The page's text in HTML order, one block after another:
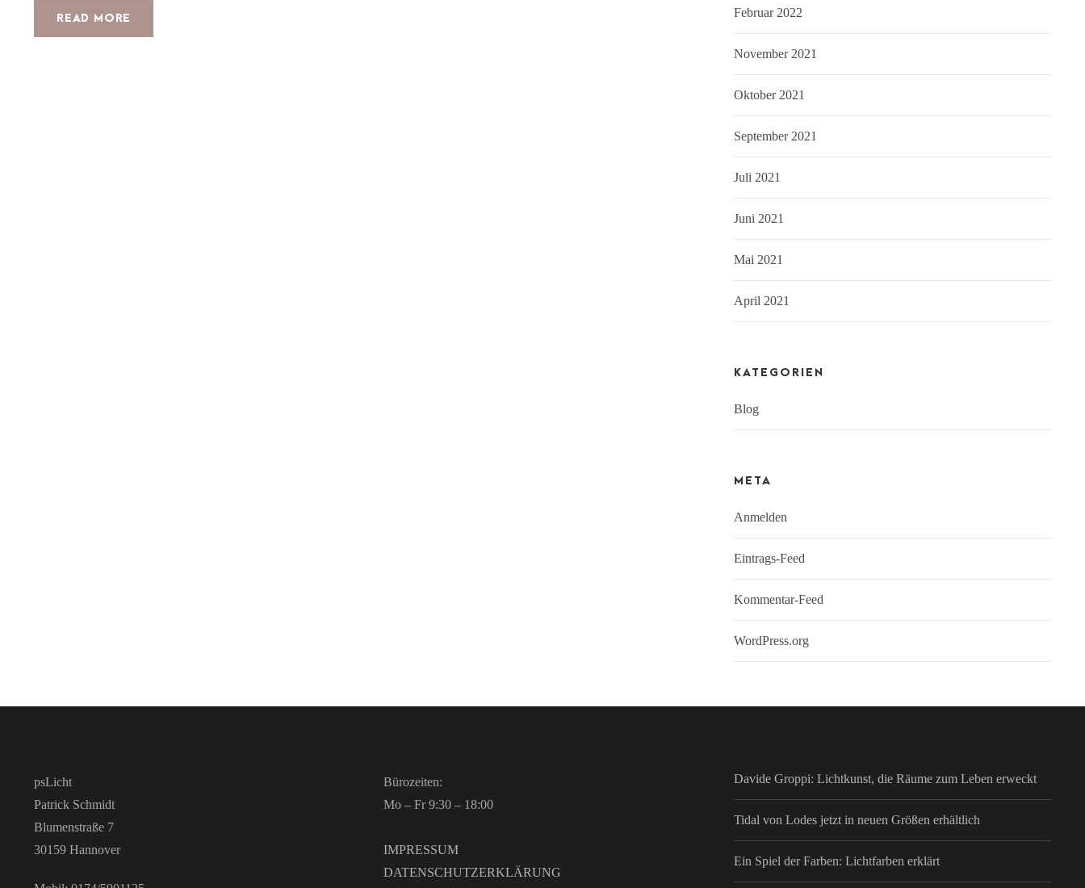
READ MORE Februar 2022
November 2021
Oktober 2021
September 2021
Juli 2021
Juni 2021
Mai 2021
April 2021
KATEGORIEN
Blog
META
Anmelden
Eintrags-Feed
Kommentar-Feed
WordPress.org
psLicht
Patrick Schmidt
Blumenstraße 7
30159 Hannover
Bürozeiten:
Mo – Fr 9:30 – 18:00
IMPRESSUM
DATENSCHUTZERKLÄRUNG
Davide Groppi: Lichtkunst, die Räume zum Leben erweckt
Tidal von Lodes jetzt in neuen Größen erhältlich
Ein Spiel der Farben: Lichtfarben erklärt